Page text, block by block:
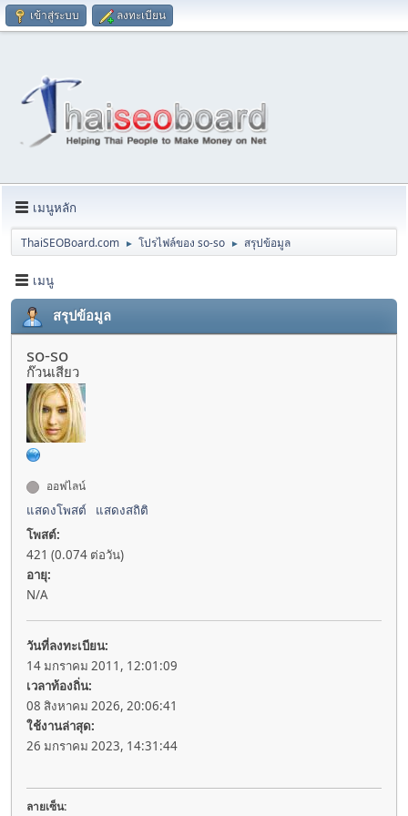
เข้าสู่ระบบ ลงทะเบียน
เมนูหลัก
ThaiSEOBoard.com ► โปรไฟล์ของ so-so ► สรุปข้อมูล
เมนู
สรุปข้อมูล
so-so
ก๊วนเสียว
ออฟไลน์
แสดงโพสต์
แสดงสถิติ
โพสต์:
421 (0.074 ต่อวัน)
อายุ:
N/A
วันที่ลงทะเบียน:
14 มกราคม 2011, 12:01:09
เวลาท้องถิ่น:
08 สิงหาคม 2026, 20:06:41
ใช้งานล่าสุด:
26 มกราคม 2023, 14:31:44
ลายเซ็น: